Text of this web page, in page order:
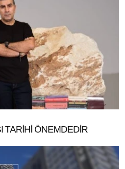
TARİHİ ÖNEMDEDİR